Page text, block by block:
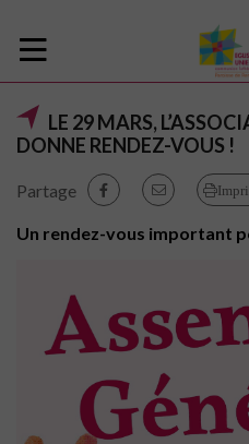
LE 29 MARS,
DONNE RENDEZ-VOUS !
Partage
Un rendez-vous important